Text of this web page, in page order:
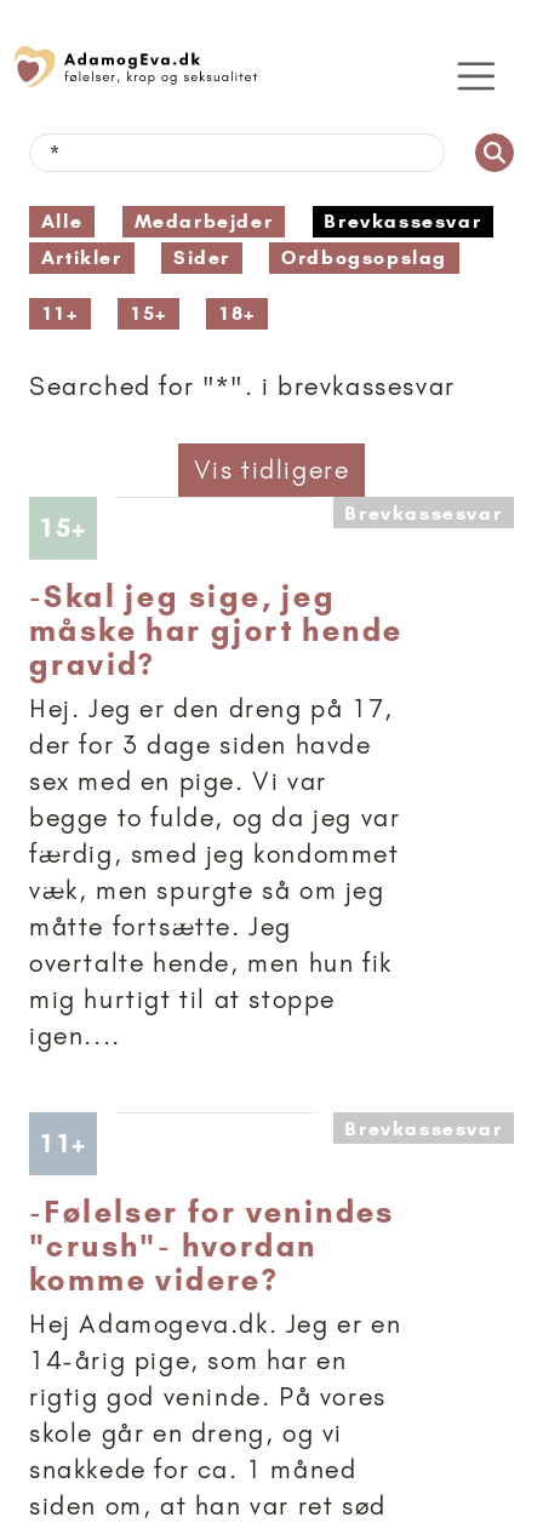
Alle Medarbejder
Brevkassesvar
Artikler
Sider Ordbogsopslag
11+ 15+ 18+
Searched for "*". i brevkassesvar
Vis tidligere
15+ Artikler anbefalet til 15+Brevkassesvar
-Skal jeg sige, jeg
måske har gjort hende
gravid?
Hej. Jeg er den dreng på 17,
der for 3 dage siden havde
sex med en pige. Vi var
begge to fulde, og da jeg var
færdig, smed jeg kondommet
væk, men spurgte så om jeg
måtte fortsætte. Jeg
overtalte hende, men hun fik
mig hurtigt til at stoppe
igen....
11+ Artikler anbefalet til 11+Brevkassesvar
-Følelser for venindes
"crush"- hvordan
komme videre?
Hej Adamogeva.dk. Jeg er en
14-årig pige, som har en
rigtig god veninde. På vores
skole går en dreng, og vi
snakkede for ca. 1 måned
siden om, at han var ret sød